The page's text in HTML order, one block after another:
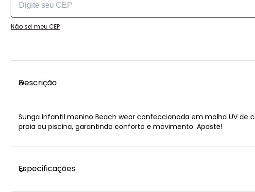
Não sei meu CEP
Descrição
Sunga infantil menino Beach wear confeccionada em malha UV de
praia ou piscina, garantindo conforto e movimento. Aposte!
Especificações